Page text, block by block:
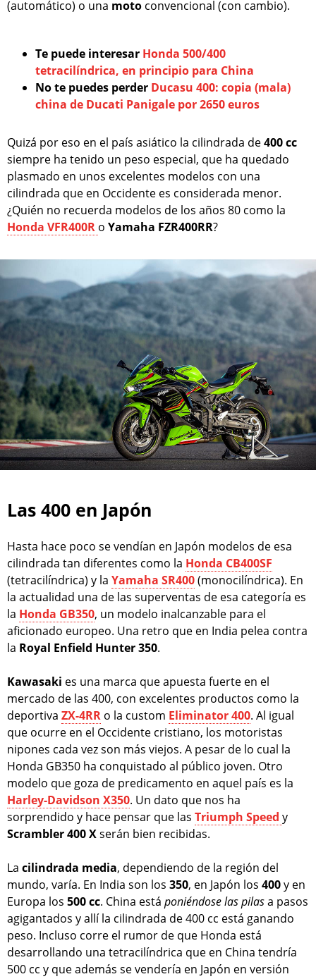
(automático) o una moto convencional (con cambio).
Te puede interesar Honda 500/400
tetracilíndrica, en principio para China
No te puedes perder Ducasu 400: copia (mala)
china de Ducati Panigale por 2650 euros
Quizá por eso en el país asiático la cilindrada de400 cc
siempre ha tenido un peso especial, que ha quedado
plasmado en unos excelentes modelos con una
cilindrada que en Occidente es considerada menor.
¿Quién no recuerda modelos de los años 80 como la
Honda VFR400R o Yamaha FZR400RR?
Las 400 en Japón
Hasta hace poco se vendían en Japón modelos de esa
cilindrada tan diferentes como la Honda CB400SF
(tetracilíndrica) y la Yamaha SR400(monocilíndrica). En
la actualidad una de las superventas de esa categoría es
la Honda GB350, un modelo inalcanzable para el
aficionado europeo. Una retro que en India pelea contra
la Royal Enfield Hunter 350.
Kawasaki es una marca que apuesta fuerte en el
mercado de las 400, con excelentes productos como la
deportiva ZX-4RR o la custom Eliminator 400. Al igual
que ocurre en el Occidente cristiano, los motoristas
nipones cada vez son más viejos. A pesar de lo cual la
Honda GB350 ha conquistado al público joven. Otro
modelo que goza de predicamento en aquel país es la
Harley-Davidson X350. Un dato que nos ha
sorprendido y hace pensar que las Triumph Speed y
Scrambler 400 Xserán bien recibidas.
La cilindrada media, dependiendo de la región del
mundo, varía. En India son los 350, en Japón los 400y en
Europa los 500 cc. China está poniéndose las pilasa pasos
agigantados y allí la cilindrada de 400 cc está ganando
peso. Incluso corre el rumor de que Honda está
desarrollando una tetracilíndrica que en China tendría
500 cc y que además se vendería en Japón en versión